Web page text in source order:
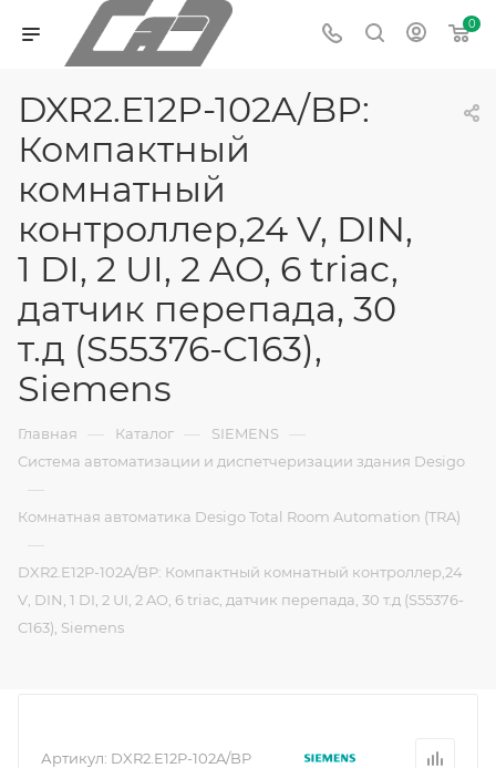
0
DXR2.E12P-102A/BP:
Компактный
комнатный
контроллер,24 V, DIN,
1 DI, 2 UI, 2 AO, 6 triac,
датчик перепада, 30
т.д (S55376-C163),
Siemens
Главная — Каталог — SIEMENS —
Система автоматизации и диспетчеризации здания Desigo
—
Комнатная автоматика Desigo Total Room Automation (TRA)
—
DXR2.E12P-102A/BP: Компактный комнатный контроллер,24
V, DIN, 1 DI, 2 UI, 2 AO, 6 triac, датчик перепада, 30 т.д (S55376-
C163), Siemens
Артикул: DXR2.E12P-102A/BP